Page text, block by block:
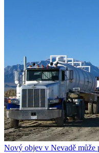
Nový objev v Nevadě může